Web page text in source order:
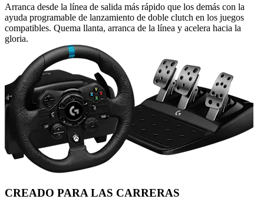
Arranca desde la línea de salida más rápido que los demás con la
ayuda programable de lanzamiento de doble clutch en los juegos
compatibles. Quema llanta, arranca de la línea y acelera hacia la
gloria.
CREADO PARA LAS CARRERAS